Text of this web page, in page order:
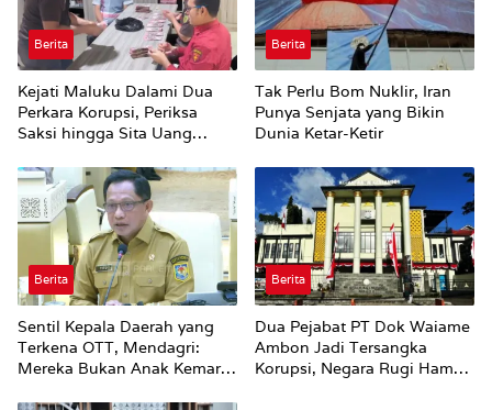
Berita
Kejati Maluku Dalami Dua
Perkara Korupsi, Periksa
Saksi hingga Sita Uang
Berita
Tak Perlu Bom Nuklir, Iran
Punya Senjata yang Bikin
Dunia Ketar-Ketir
Berita
Sentil Kepala Daerah yang
Terkena OTT, Mendagri:
Mereka Bukan Anak Kemarin
Berita
Dua Pejabat PT Dok Waiame
Ambon Jadi Tersangka
Korupsi, Negara Rugi Hampir